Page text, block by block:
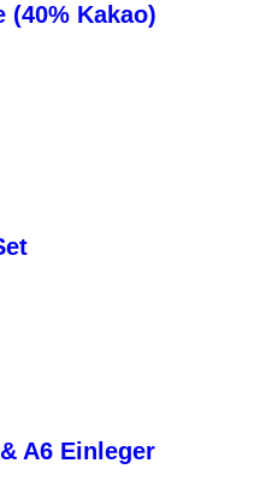
(40% Kakao)
A6 Einleger